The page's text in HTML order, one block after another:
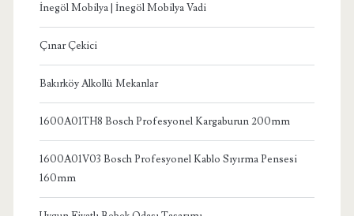
İnegöl Mobilya | İnegöl Mobilya Vadi
Çınar Çekici
Bakırköy Alkollü Mekanlar
1600A01TH8 Bosch Profesyonel Kargaburun 200mm
1600A01V03 Bosch Profesyonel Kablo Sıyırma Pensesi
160mm